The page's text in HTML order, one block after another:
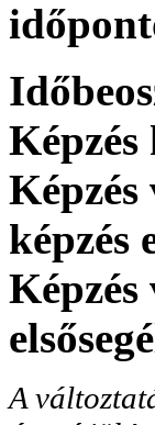
Képzés
képzés
Képzés
A